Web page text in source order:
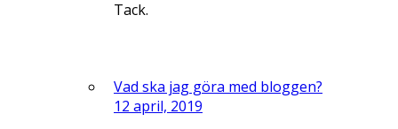
Tack.
Vad ska jag göra med bloggen?
12 april, 2019